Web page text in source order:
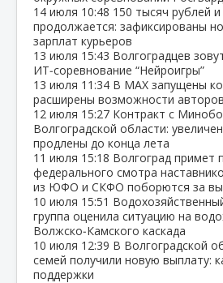
14 июля 10:48 150 тысяч рублей и
продолжается: зафиксированы
зарплат курьеров
13 июля 15:43 Волгоградцев
ИТ‑соревнование “Нейроигры”
13 июля 11:34 В МАХ запущены
расширены возможности авторов
12 июля 15:27 Контракт с
Волгоградской области:
продлены до конца лета
11 июля 15:18 Волгоград примет
федерального смотра
из ЮФО и СКФО поборются за
10 июля 15:51
группа оценила ситуацию на
Волжско‑Камского каскада
10 июля 12:39 В Волгоградской
семей получили новую выплату:
поддержки